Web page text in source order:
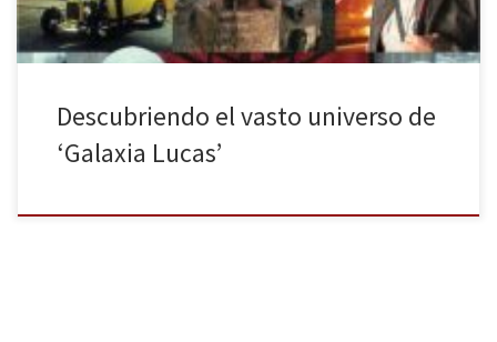
Descubriendo el vasto universo de
‘Galaxia Lucas’